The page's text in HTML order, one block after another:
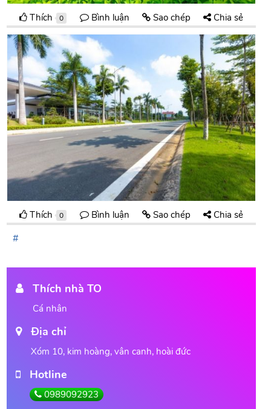
Thích 0 Bình luận Sao chép Chia sẻ
Thích 0 Bình luận Sao chép Chia sẻ
Thích nhà TO
Cá nhân
Địa chỉ
Xóm 10, kim hoàng, vân canh, hoài đức
Hotline
0989092923